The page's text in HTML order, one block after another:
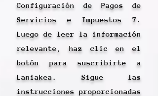
Configuración de Pagos de
Servicios e Impuestos 7.
Luego de leer la información
relevante, haz clic en el
botón para suscribirte a
Laniakea. Sigue las
instrucciones proporcionadas